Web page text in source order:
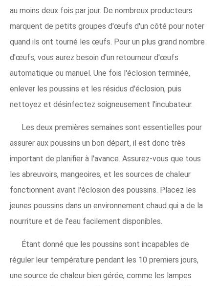
au moins deux fois par jour. De nombreux producteurs
marquent de petits groupes d'œufs d'un côté pour noter
quand ils ont tourné les œufs. Pour un plus grand nombre
d'œufs, vous aurez besoin d'un retourneur d'œufs
automatique ou manuel. Une fois l'éclosion terminée,
enlever les poussins et les résidus d'éclosion, puis
nettoyez et désinfectez soigneusement l'incubateur.
Les deux premières semaines sont essentielles pour
assurer aux poussins un bon départ, il est donc très
important de planifier à l'avance. Assurez-vous que tous
les abreuvoirs, mangeoires, et les sources de chaleur
fonctionnent avant l'éclosion des poussins. Placez les
jeunes poussins dans un environnement chaud qui a de la
nourriture et de l'eau facilement disponibles.
Étant donné que les poussins sont incapables de
réguler leur température pendant les 10 premiers jours,
une source de chaleur bien gérée, comme les lampes